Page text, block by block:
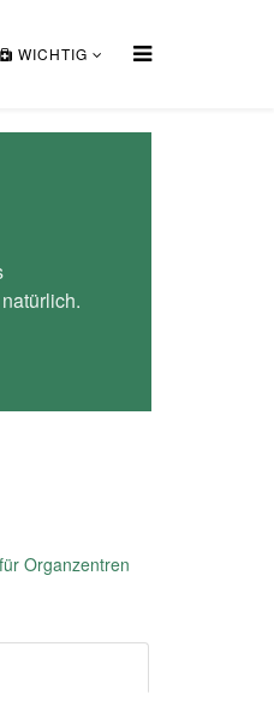
WICHTIG
Organzentren